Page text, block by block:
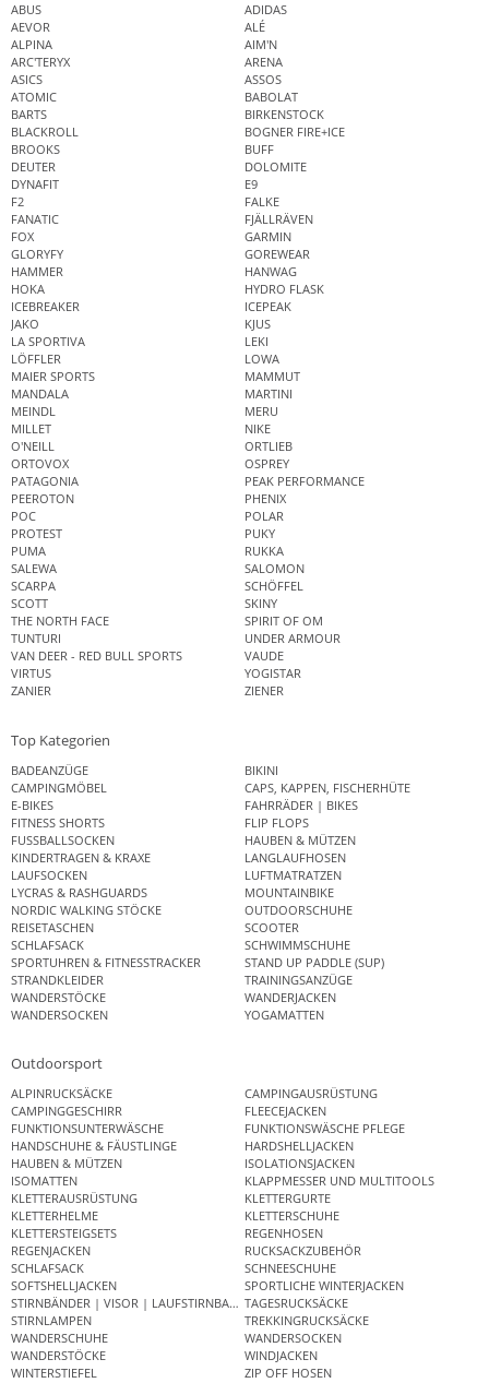
ABUS
ADIDAS
AEVOR
ALÉ
ALPINA
AIM'N
ARC'TERYX
ARENA
ASICS
ASSOS
ATOMIC
BABOLAT
BARTS
BIRKENSTOCK
BLACKROLL
BOGNER FIRE+ICE
BROOKS
BUFF
DEUTER
DOLOMITE
DYNAFIT
E9
F2
FALKE
FANATIC
FJÄLLRÄVEN
FOX
GARMIN
GLORYFY
GOREWEAR
HAMMER
HANWAG
HOKA
HYDRO FLASK
ICEBREAKER
ICEPEAK
JAKO
KJUS
LA SPORTIVA
LEKI
LÖFFLER
LOWA
MAIER SPORTS
MAMMUT
MANDALA
MARTINI
MEINDL
MERU
MILLET
NIKE
O'NEILL
ORTLIEB
ORTOVOX
OSPREY
PATAGONIA
PEAK PERFORMANCE
PEEROTON
PHENIX
POC
POLAR
PROTEST
PUKY
PUMA
RUKKA
SALEWA
SALOMON
SCARPA
SCHÖFFEL
SCOTT
SKINY
THE NORTH FACE
SPIRIT OF OM
TUNTURI
UNDER ARMOUR
VAN DEER - RED BULL SPORTS
VAUDE
VIRTUS
YOGISTAR
ZANIER
ZIENER
Top Kategorien
BADEANZÜGE
BIKINI
CAMPINGMÖBEL
CAPS, KAPPEN, FISCHERHÜTE
E-BIKES
FAHRRÄDER | BIKES
FITNESS SHORTS
FLIP FLOPS
FUSSBALLSOCKEN
HAUBEN & MÜTZEN
KINDERTRAGEN & KRAXE
LANGLAUFHOSEN
LAUFSOCKEN
LUFTMATRATZEN
LYCRAS & RASHGUARDS
MOUNTAINBIKE
NORDIC WALKING STÖCKE
OUTDOORSCHUHE
REISETASCHEN
SCOOTER
SCHLAFSACK
SCHWIMMSCHUHE
SPORTUHREN & FITNESSTRACKER
STAND UP PADDLE (SUP)
STRANDKLEIDER
TRAININGSANZÜGE
WANDERSTÖCKE
WANDERJACKEN
WANDERSOCKEN
YOGAMATTEN
Outdoorsport
ALPINRUCKSÄCKE
CAMPINGAUSRÜSTUNG
CAMPINGGESCHIRR
FLEECEJACKEN
FUNKTIONSUNTERWÄSCHE
FUNKTIONSWÄSCHE PFLEGE
HANDSCHUHE & FÄUSTLINGE
HARDSHELLJACKEN
HAUBEN & MÜTZEN
ISOLATIONSJACKEN
ISOMATTEN
KLAPPMESSER UND MULTITOOLS
KLETTERAUSRÜSTUNG
KLETTERGURTE
KLETTERHELME
KLETTERSCHUHE
KLETTERSTEIGSETS
REGENHOSEN
REGENJACKEN
RUCKSACKZUBEHÖR
SCHLAFSACK
SCHNEESCHUHE
SOFTSHELLJACKEN
SPORTLICHE WINTERJACKEN
STIRNBÄNDER | VISOR | LAUFSTIRNBANDTAGESRUCKSÄCKE
STIRNLAMPEN
TREKKINGRUCKSÄCKE
WANDERSCHUHE
WANDERSOCKEN
WANDERSTÖCKE
WINDJACKEN
WINTERSTIEFEL
ZIP OFF HOSEN